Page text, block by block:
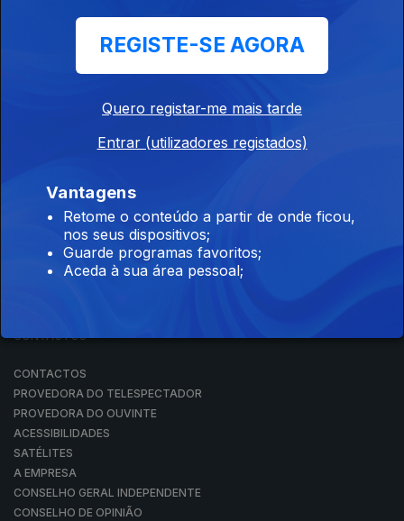
RTP ENSINA
RTP PLAY
EM DIRETO
REVER PROGRAMAS
CONTACTOS
CONTACTOS
PROVEDORA DO TELESPECTADOR
PROVEDORA DO OUVINTE
ACESSIBILIDADES
SATÉLITES
A EMPRESA
CONSELHO GERAL INDEPENDENTE
CONSELHO DE OPINIÃO
REGISTE-SE AGORA
Quero registar-me mais tarde
Entrar (utilizadores registados)
Vantagens
Retome o conteúdo a partir de onde ficou,
nos seus dispositivos;
Guarde programas favoritos;
Aceda à sua área pessoal;